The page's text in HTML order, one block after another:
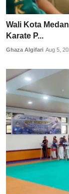
Wali Kota
Karate P...
Ghaza Algifari Aug 5,